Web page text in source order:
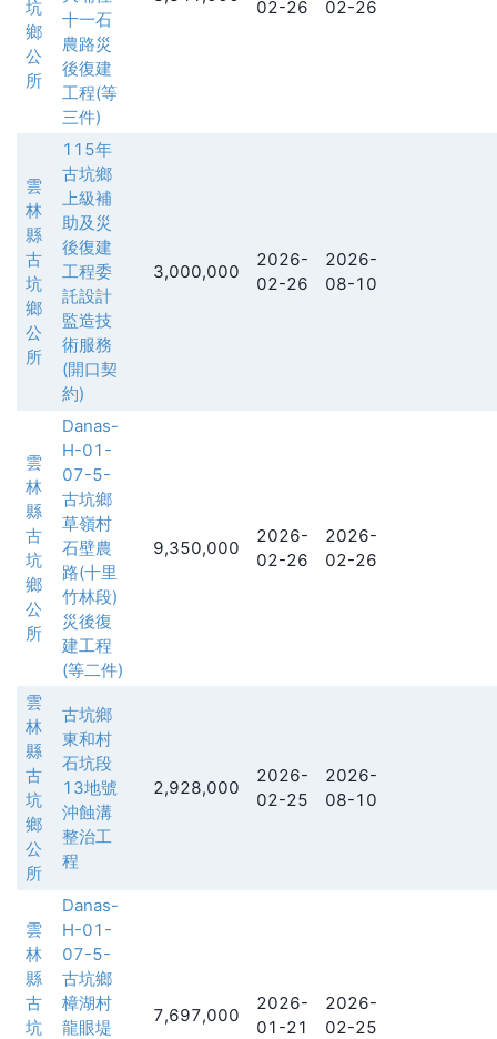
坑
鄉
公
所
十一石
農路災
後復建
工程(等
三件)
02-26
02-26
雲
林
縣
古
坑
鄉
公
所
115年
古坑鄉
上級補
助及災
後復建
工程委
託設計
監造技
術服務
(開口契
約)
3,000,000
2026-
02-26
2026-
08-10
雲
林
縣
古
坑
鄉
公
所
Danas-
H-01-
07-5-
古坑鄉
草嶺村
石壁農
路(十里
竹林段)
災後復
建工程
(等二件)
9,350,000
2026-
02-26
2026-
02-26
雲
林
縣
古
坑
鄉
公
所
古坑鄉
東和村
石坑段
13地號
沖蝕溝
整治工
程
2,928,000
2026-
02-25
2026-
08-10
雲
林
縣
古
坑
Danas-
H-01-
07-5-
古坑鄉
樟湖村
龍眼堤
7,697,000
2026-
01-21
2026-
02-25